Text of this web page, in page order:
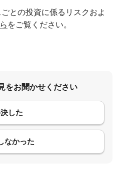
との投資に係るリスクおよ
をご覧ください。
をお聞かせください
した
なかった
ント